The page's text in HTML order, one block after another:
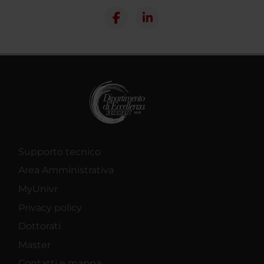
Supporto tecnico
Area Amministrativa
MyUnivr
Privacy policy
Dottorati
Master